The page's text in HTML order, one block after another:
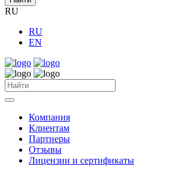
RU
RU
EN
Компания
Клиентам
Партнеры
Отзывы
Лицензии и сертификаты